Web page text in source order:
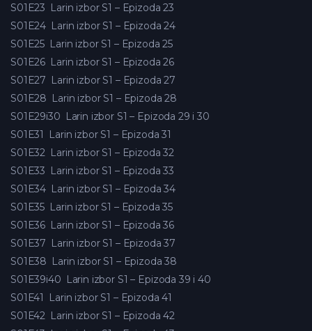
S01E23 Larin izbor S1 – Epizoda 23
S01E24 Larin izbor S1 – Epizoda 24
S01E25 Larin izbor S1 – Epizoda 25
S01E26 Larin izbor S1 – Epizoda 26
S01E27 Larin izbor S1 – Epizoda 27
S01E28 Larin izbor S1 – Epizoda 28
S01E29i30 Larin izbor S1 – Epizoda 29 i 30
S01E31
Larin izbor S1 – Epizoda 31
S01E32 Larin izbor S1 – Epizoda 32
S01E33 Larin izbor S1 – Epizoda 33
S01E34 Larin izbor S1 – Epizoda 34
S01E35 Larin izbor S1 – Epizoda 35
S01E36 Larin izbor S1 – Epizoda 36
S01E37 Larin izbor S1 – Epizoda 37
S01E38 Larin izbor S1 – Epizoda 38
S01E39i40 Larin izbor S1 – Epizoda 39 i 40
S01E41
Larin izbor S1 – Epizoda 41
S01E42 Larin izbor S1 – Epizoda 42